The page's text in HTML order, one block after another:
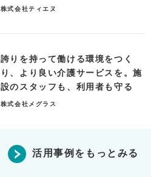
株式会社ティエヌ
誇りを持って働ける環境をつく
り、より良い介護サービスを。施
設のスタッフも、利用者も守る
株式会社メグラス
活用事例をもっとみる